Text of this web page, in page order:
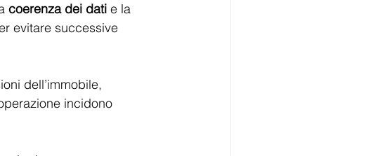
coerenza dei dati e la
evitare successive
dell’immobile,
incidono